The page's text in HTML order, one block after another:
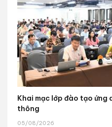
Khai mạc lớp đào tạo ứng
thông
05/08/2026